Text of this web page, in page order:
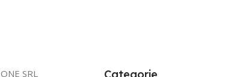
SRL Categorie